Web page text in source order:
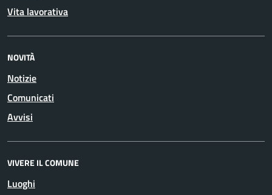
Vita lavorativa
NOVITÀ
Notizie
Comunicati
Avvisi
VIVERE IL COMUNE
Luoghi